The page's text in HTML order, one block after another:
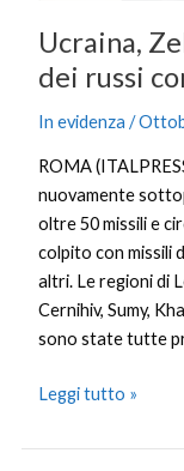
Ucraina,
dei russi
In evidenza /
ROMA
nuovamente
oltre 50 missili e
colpito con missili
altri. Le regioni di
Cernihiv, Sumy,
sono state tutte
Leggi tutto »